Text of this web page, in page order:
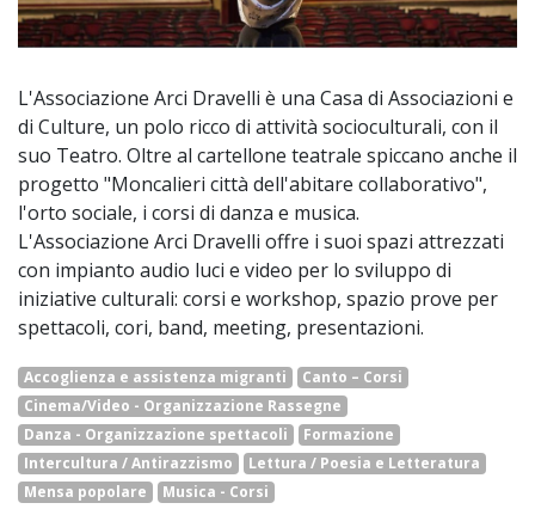
L'Associazione Arci Dravelli è una Casa di Associazioni e
di Culture, un polo ricco di attività socioculturali, con il
suo Teatro. Oltre al cartellone teatrale spiccano anche il
progetto "Moncalieri città dell'abitare collaborativo",
l'orto sociale, i corsi di danza e musica.
L'Associazione Arci Dravelli offre i suoi spazi attrezzati
con impianto audio luci e video per lo sviluppo di
iniziative culturali: corsi e workshop, spazio prove per
spettacoli, cori, band, meeting, presentazioni.
Accoglienza e assistenza migranti
Canto – Corsi
Cinema/Video - Organizzazione Rassegne
Danza - Organizzazione spettacoli
Formazione
Intercultura / Antirazzismo
Lettura / Poesia e Letteratura
Mensa popolare
Musica - Corsi